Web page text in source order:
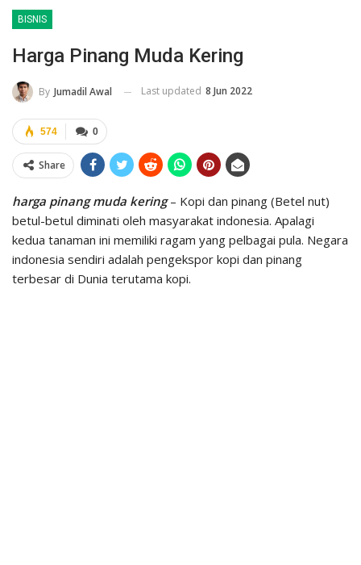
BISNIS
Harga Pinang Muda Kering
By Jumadil Awal Last updated 8 Jun 2022
0
574
Share
harga pinang muda kering– Kopi dan pinang (Betel nut)
betul-betul diminati oleh masyarakat indonesia. Apalagi
kedua tanaman ini memiliki ragam yang pelbagai pula. Negara
indonesia sendiri adalah pengekspor kopi dan pinang
terbesar di Dunia terutama kopi.